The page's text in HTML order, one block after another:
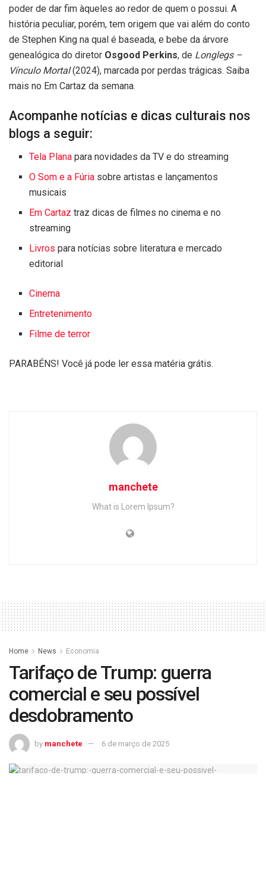
poder de dar fim àqueles ao redor de quem o possui. A
história peculiar, porém, tem origem que vai além do conto
de Stephen King na qual é baseada, e bebe da árvore
genealógica do diretor Osgood Perkins, de Longlegs –
Vínculo Mortal(2024), marcada por perdas trágicas. Saiba
mais no Em Cartaz da semana.
Acompanhe notícias e dicas culturais nos
blogs a seguir:
Tela Plana para novidades da TV e do streaming
O Som e a Fúria sobre artistas e lançamentos
musicais
Em Cartaz traz dicas de filmes no cinema e no
streaming
Livros para notícias sobre literatura e mercado
editorial
Cinema
Entretenimento
Filme de terror
PARABÉNS! Você já pode ler essa matéria grátis.
manchete
What is Lorem Ipsum?
Home News Economia
Tarifaço de Trump: guerra
comercial e seu possível
desdobramento
by manchete 6 de março de 2025